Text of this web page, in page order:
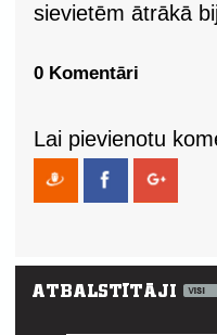
sievietēm ātrākā
0 Komentāri
Lai pievienotu